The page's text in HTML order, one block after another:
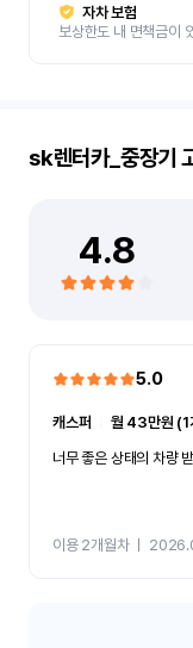
자차 보험
보상한도 내 면책금이
sk렌터카_중장기
4.8
5.0
캐스퍼
월 43만원 (1
너무 좋은 상태의 차량
이용 2개월차ㅣ